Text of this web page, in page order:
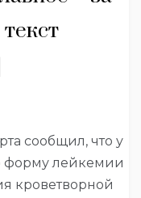
сообщил, что у
форму лейкемии
кроветворной